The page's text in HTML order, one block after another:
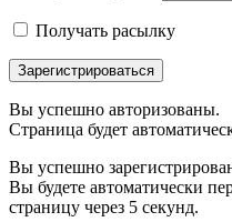
Получать расылку
Зарегистрироваться
Вы успешно авторизованы.
Страница будет
Вы успешно
Вы будете автоматически
страницу через 5 секунд.